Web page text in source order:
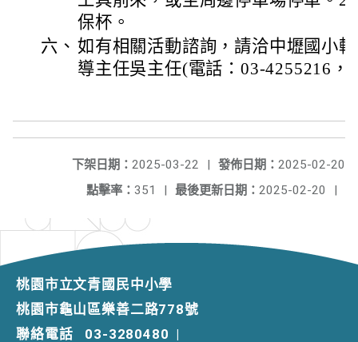
保杯。
六、 如有相關活動諮詢，請洽中壢國小
導主任吳主任(電話：03-4255216，
發佈日期： 2025-02-20
下架日期： 2025-03-22
|
最後更新日期： 2025-02-20 |
點擊率： 351 |
桃園市立文青國民中小學
桃園市龜山區樂善二路778號
聯絡電話
03-3280480 |